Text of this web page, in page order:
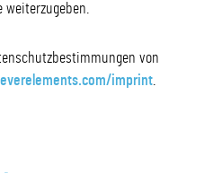
von
imprint.